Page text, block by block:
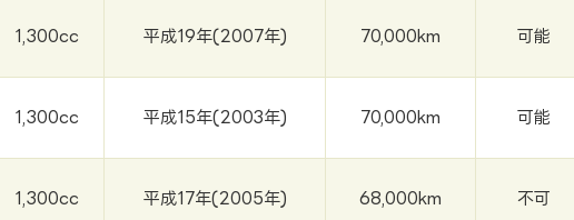
1,300cc 平成19年(2007年) 70,000km 可能
1,300cc 平成15年(2003年) 70,000km 可能
1,300cc 平成17年(2005年) 68,000km 不可